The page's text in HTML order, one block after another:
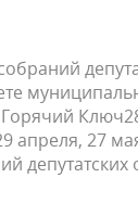
апреля, 27